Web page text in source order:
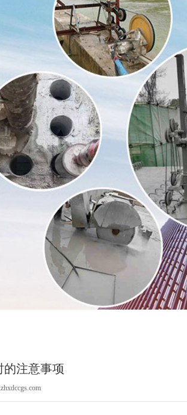
的注意事项